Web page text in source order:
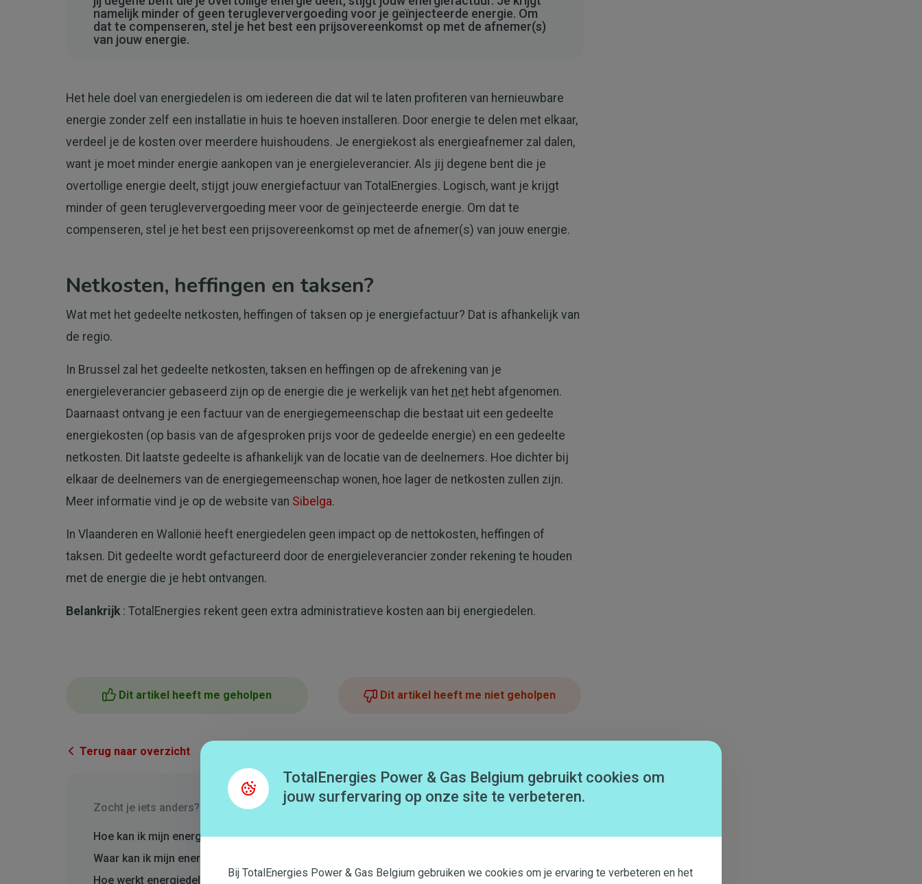
namelijk minder of geen terugleververgoeding voor je geïnjecteerde energie. Om
dat te compenseren, stel je het best een prijsovereenkomst op met de afnemer(s)
van jouw energie.
Het hele doel van energiedelen is om iedereen die dat wil te laten profiteren van hernieuwbare
energie zonder zelf een installatie in huis te hoeven installeren. Door energie te delen met elkaar,
verdeel je de kosten over meerdere huishoudens. Je energiekost als energieafnemer zal dalen,
want je moet minder energie aankopen van je energieleverancier. Als jij degene bent die je
overtollige energie deelt, stijgt jouw energiefactuur van TotalEnergies. Logisch, want je krijgt
minder of geen terugleververgoeding meer voor de geïnjecteerde energie. Om dat te
compenseren, stel je het best een prijsovereenkomst op met de afnemer(s) van jouw energie.
Netkosten, heffingen en taksen?
Wat met het gedeelte netkosten, heffingen of taksen op je energiefactuur? Dat is afhankelijk van
de regio.
In Brussel zal het gedeelte netkosten, taksen en heffingen op de afrekening van je
energieleverancier gebaseerd zijn op de energie die je werkelijk van het net hebt afgenomen.
Daarnaast ontvang je een factuur van de energiegemeenschap die bestaat uit een gedeelte
energiekosten (op basis van de afgesproken prijs voor de gedeelde energie) en een gedeelte
netkosten. Dit laatste gedeelte is afhankelijk van de locatie van de deelnemers. Hoe dichter bij
elkaar de deelnemers van de energiegemeenschap wonen, hoe lager de netkosten zullen zijn.
Meer informatie vind je op de website van Sibelga.
In Vlaanderen en Wallonië heeft energiedelen geen impact op de nettokosten, heffingen of
taksen. Dit gedeelte wordt gefactureerd door de energieleverancier zonder rekening te houden
met de energie die je hebt ontvangen.
Belankrijk : TotalEnergies rekent geen extra administratieve kosten aan bij energiedelen.
Dit artikel heeft me geholpen Dit artikel heeft me niet geholpen
Terug naar overzicht
Zocht je iets anders?
Hoe kan ik mijn energieverbruik verminderen?
Waar kan ik mijn energieverbruik nakijken?
Hoe werkt energiedelen in Vlaanderen en Brussel?
TotalEnergies Power & Gas Belgium gebruikt cookies om
jouw surfervaring op onze site te verbeteren.
Bij TotalEnergies Power & Gas Belgium gebruiken we cookies om je ervaring te verbeteren en het